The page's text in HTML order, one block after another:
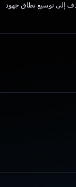
إلى توسيع نطاق جهود